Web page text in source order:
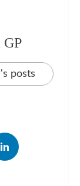
GP
posts